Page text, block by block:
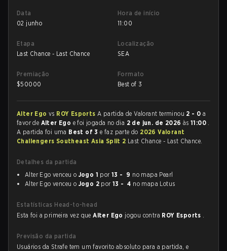
Data
02 junho
Hora de início
11:00
Etapa
Last Chance - Last Chance
Localização
SEA
Premiação
$50000
Formato
Best of 3
Alter Ego vs ROY EsportsA partida de Valorant terminou 2 - 0 a
favor de Alter Ego e foi jogada no dia 2 de jun. de 2026 às11:00 .
A partida foi uma Best of 3e faz parte do 2026 Valorant
Challengers Southeast Asia Split 2 Last Chance - Last Chance.
Detalhes da partida
Alter Ego venceu o Jogo 1 por13 - 9 no mapa Pearl
Alter Ego venceu o Jogo 2 por13 - 4 no mapa Lotus
Estatísticas Head-to-head
Esta foi a primeira vez queAlter Ego jogou contra ROY Esports .
Previsão da partida
Usuários da Strafe tem um favorito absoluto para a partida, e